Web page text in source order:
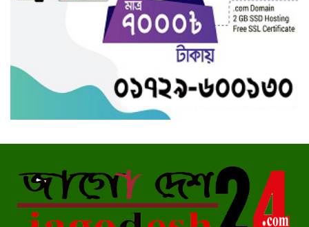
গাংনীর চেংগাড়া গ্রামে ঐতিহ্যবাহী
গ্রামীন খেলাধুলা অনুষ্ঠিত
মেহেরপুরে মিনি নাইট ক্রিকেট
স্বাধীনতার মাস শুরু